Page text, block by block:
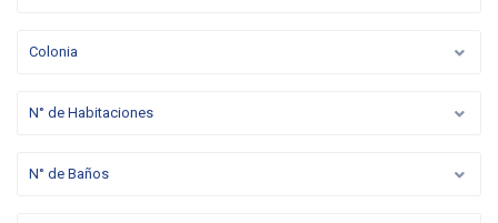
Colonia
N° de Habitaciones
N° de Baños